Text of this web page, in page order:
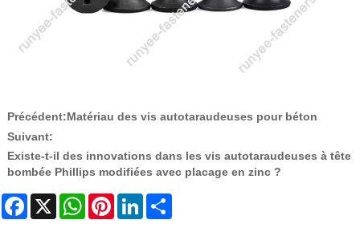
Précédent:Matériau des vis autotaraudeuses pour béton
Suivant:
Existe-t-il des innovations dans les vis autotaraudeuses à tête
bombée Phillips modifiées avec placage en zinc ?
Facebook WhatsAppPinterestLinkedIn